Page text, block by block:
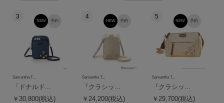
3
予約
NEW
Samantha T...
「ドナルド...
￥30,800(税込)
4
予約
NEW
Samantha T...
『クラシッ...
￥24,200(税込)
5
予約
NEW
Samantha T...
『クラシッ...
￥29,700(税込)